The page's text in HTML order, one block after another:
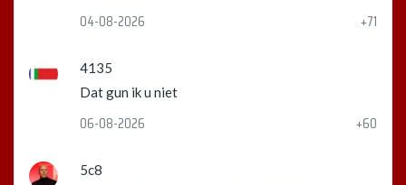
04-08-2026 +71
4135
Dat gun ik u niet
06-08-2026 +60
5c8